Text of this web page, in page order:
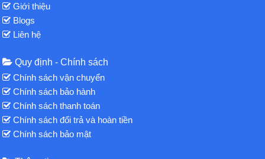
Giới thiệu
Blogs
Liên hệ
Quy định - Chính sách
Chính sách vận chuyển
Chính sách bảo hành
Chính sách thanh toán
Chính sách đổi trả và hoàn tiền
Chính sách bảo mật